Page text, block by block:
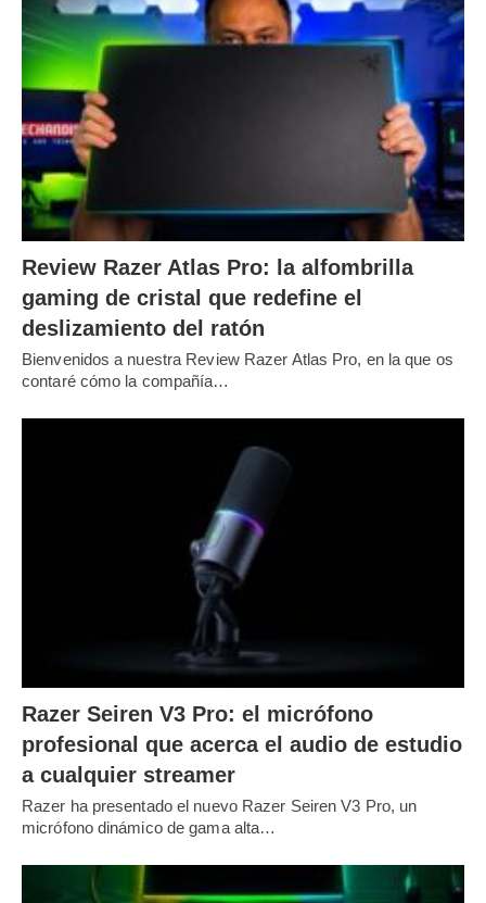
Review Razer Atlas Pro: la alfombrilla
gaming de cristal que redefine el
deslizamiento del ratón
Bienvenidos a nuestra Review Razer Atlas Pro, en la que os
contaré cómo la compañía…
Razer Seiren V3 Pro: el micrófono
profesional que acerca el audio de estudio
a cualquier streamer
Razer ha presentado el nuevo Razer Seiren V3 Pro, un
micrófono dinámico de gama alta…